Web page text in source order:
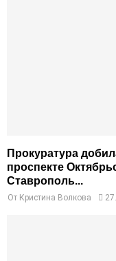
Прокуратура
проспекте
Ставрополь...
От Кристина Волкова